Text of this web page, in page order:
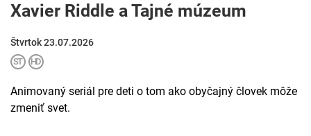
Xavier Riddle a Tajné múzeum
Štvrtok 23.07.2026
Animovaný seriál pre deti o tom ako obyčajný človek môže
zmeniť svet.